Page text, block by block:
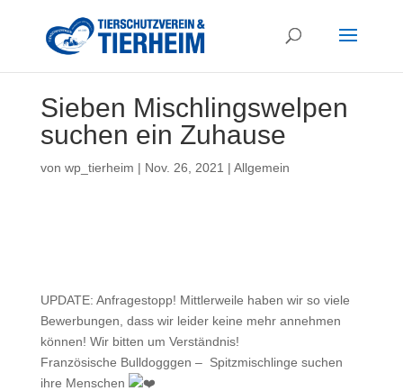
Sieben Mischlingswelpen
suchen ein Zuhause
von wp_tierheim | Nov. 26, 2021 | Allgemein
UPDATE: Anfragestopp! Mittlerweile haben wir so viele
Bewerbungen, dass wir leider keine mehr annehmen
können! Wir bitten um Verständnis!
Französische Bulldogggen – Spitzmischlinge suchen
ihre Menschen